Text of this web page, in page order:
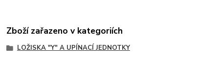
Zboží zařazeno v kategoriích
LOŽISKA "Y" A UPÍNACÍ JEDNOTKY